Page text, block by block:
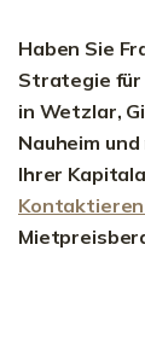
Haben Sie
Strategie für
in Wetzlar,
Nauheim
Ihrer
Kontaktieren